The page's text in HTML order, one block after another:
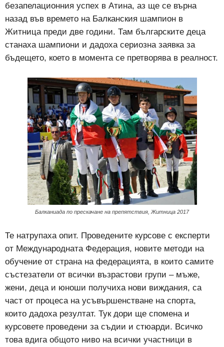
безапелационния успех в Атина, аз ще се върна
назад във времето на Балканския шампион в
Житница преди две години. Там българските деца
станаха шампиони и дадоха сериозна заявка за
бъдещето, което в момента се претворява в реалност.
Балканиада по прескачане на препятствия, Житница 2017
Те натрупаха опит. Проведените курсове с експерти
от Международната Федерация, новите методи на
обучение от страна на федерацията, в които самите
състезатели от всички възрастови групи – мъже,
жени, деца и юноши получиха нови виждания, са
част от процеса на усъвършенстване на спорта,
които дадоха резултат. Тук дори ще спомена и
курсовете проведени за съдии и стюарди. Всичко
това вдига общото ниво на всички участници в